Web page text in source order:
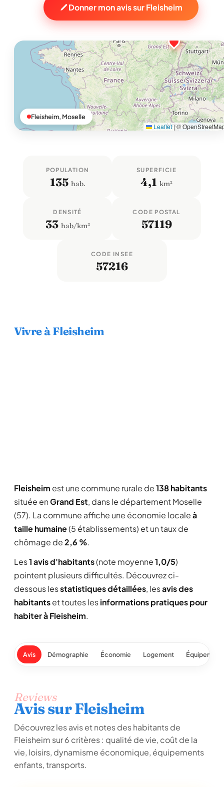
Donner mon avis sur Fleisheim
Leaflet|©
Fleisheim, Moselle
POPULATION
135 hab.
SUPERFICIE
4,1 km²
DENSITÉ
33 hab/km²
CODE POSTAL
57119
CODE INSEE
57216
Vivre à Fleisheim
Fleisheim est une commune rurale de138 habitants
située enGrand Est, dans le département Moselle
(57). La commune affiche une économie localeà
taille humaine(5 établissements) et un taux de
chômage de2,6 %.
Les1 avis d'habitants(note moyenne1,0/5)
pointent plusieurs difficultés. Découvrez ci-
dessous lesstatistiques détaillées, lesavis des
habitantset toutes lesinformations pratiques pour
habiter à Fleisheim.
Avis Démographie Économie Logement
Reviews
Avis sur Fleisheim
Découvrez les avis et notes des habitants de
Fleisheim sur 6 critères : qualité de vie, coût de la
vie, loisirs, dynamisme économique, équipements
enfants, transports.